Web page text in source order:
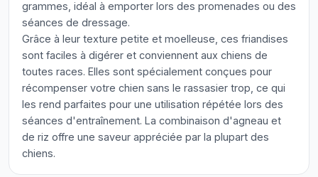
grammes, idéal à emporter lors des promenades ou des
séances de dressage.
Grâce à leur texture petite et moelleuse, ces friandises
sont faciles à digérer et conviennent aux chiens de
toutes races. Elles sont spécialement conçues pour
récompenser votre chien sans le rassasier trop, ce qui
les rend parfaites pour une utilisation répétée lors des
séances d'entraînement. La combinaison d'agneau et
de riz offre une saveur appréciée par la plupart des
chiens.